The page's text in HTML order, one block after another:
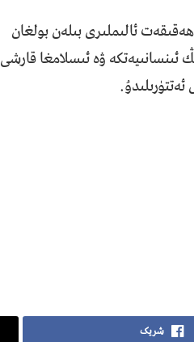
ئالىملىرى بىلەن بولغان
ئىنسانىيەتكە ۋە ئىسلامغا قارشى
شریک